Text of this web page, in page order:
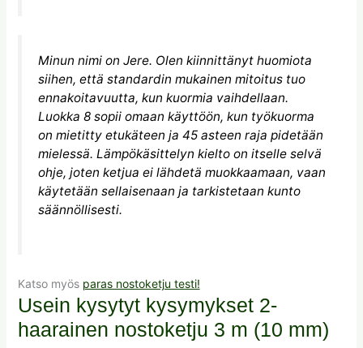
Minun nimi on Jere. Olen kiinnittänyt huomiota
siihen, että standardin mukainen mitoitus tuo
ennakoitavuutta, kun kuormia vaihdellaan.
Luokka 8 sopii omaan käyttöön, kun työkuorma
on mietitty etukäteen ja 45 asteen raja pidetään
mielessä. Lämpökäsittelyn kielto on itselle selvä
ohje, joten ketjua ei lähdetä muokkaamaan, vaan
käytetään sellaisenaan ja tarkistetaan kunto
säännöllisesti.
Katso myös paras nostoketju testi!
Usein kysytyt kysymykset 2-
haarainen nostoketju 3 m (10 mm)